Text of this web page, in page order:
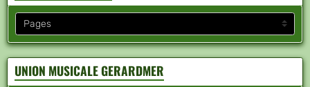
UNION MUSICALE GERARDMER